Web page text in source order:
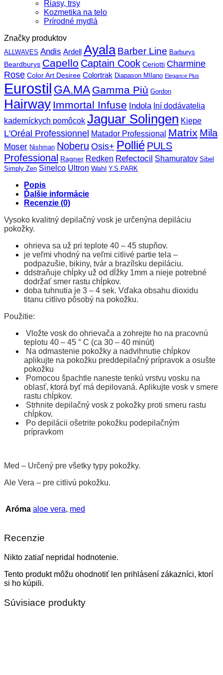
Riasy, trsy
Kozmetika na telo
Prírodné mydlá
Značky produktov
ALLWAVES Andis Ardell Ayala Barber Line Barburys
Beardburys Capello Captain Cook Ceriotti Charmine
Rose Color Art Desiree Colortrak Diapason MIlano Elegance Plus
Eurostil GA.MA Gamma Più Gordon
Hairway Immortal Infuse Indola Iní dodávatelia
kaderníckych pomôcok Jaguar Solingen Kiepe
L'Oréal Professionnel Matador Professional Matrix Mila
Moser Nishman Noberu Osis+ Pollié PULS
Professional Ragner Redken Refectocil Shamuratov Sibel
Simply Zen Sinelco Ultron Wahl Y.S.PARK
Popis
Ďalšie informácie
Recenzie (0)
Vysoko kvalitný depilačný vosk je určenýna depiláciu
pokožky.
ohrieva sa už pri teplote 40 – 45 stupňov.
je veľmi vhodný na veľmi citlivé partie tela –
podpazušie, bikiny, tvár a brazílsku depiláciu.
ddstraňuje chĺpky už od dĺžky 1mm a nieje potrebné
dodržať smer rastu chĺpkov.
doba tuhnutia je 3 – 4 sek. Vďaka obsahu dioxidu
titanu citlivo pôsobý na pokožku.
Použitie:
Vložte vosk do ohrievača a zohrejte ho na pracovnú
teplotu 40 – 45 ° C (ca 30 – 40 minút)
Na odmastenie pokožky a nadvihnutie chĺpkov
aplikujte na pokožku preddepilačný prípravok a osušte
pokožku
Pomocou špachtle naneste tenkú vrstvu vosku na
oblasť, ktorá byť má depilovaná. Aplikujte vosk v smere
rastu chĺpkov.
Strhnite depilačný vosk z pokožky proti smeru rastu
chĺpkov.
Po depilácii ošetrite pokožku podepilačným
prípravkom
Med – Určený pre všetky typy pokožky.
Ale Vera – pre citlivú pokožku.
Aróma aloe vera, med
Recenzie
Nikto zatiaľ nepridal hodnotenie.
Tento produkt môžu ohodnotiť len prihlásení zákazníci, ktorí
si ho kúpili.
Súvisiace produkty